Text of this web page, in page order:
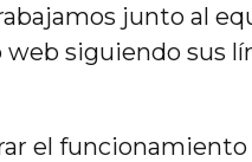
junto al
siguiendo sus
el